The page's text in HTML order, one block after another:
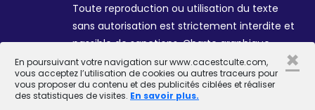
En poursuivant votre navigation sur www.cacestculte.com,
vous acceptez l’utilisation de cookies ou autres traceurs pour
vous proposer du contenu et des publicités ciblées et réaliser
des statistiques de visites. En savoir plus.
×
Toute reproduction ou utilisation du texte
sans autorisation est strictement interdite et
passible de sanctions. Charte graphique
Sophie R. et Céline Galant.